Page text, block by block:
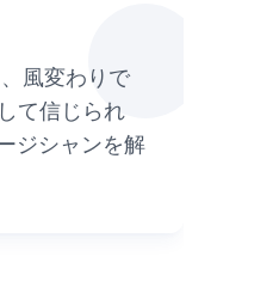
風変わりで
て信じられ
ジシャンを解